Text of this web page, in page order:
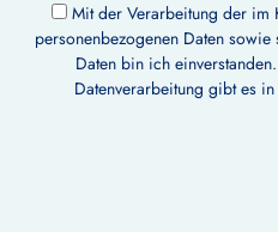
Mit der Verarbeitung der im
personenbezogenen Daten
Daten bin ich
Datenverarbeitung gibt es